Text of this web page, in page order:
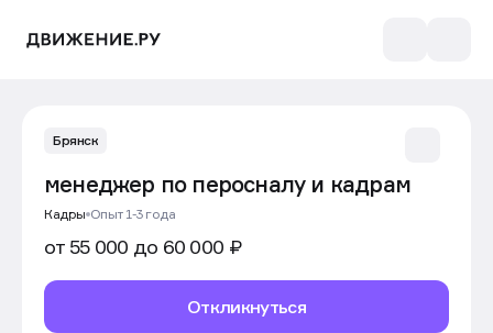
Брянск
менеджер по перосналу и кадрам
Кадры Опыт 1-3 года
от 55 000 до 60 000 ₽
Откликнуться